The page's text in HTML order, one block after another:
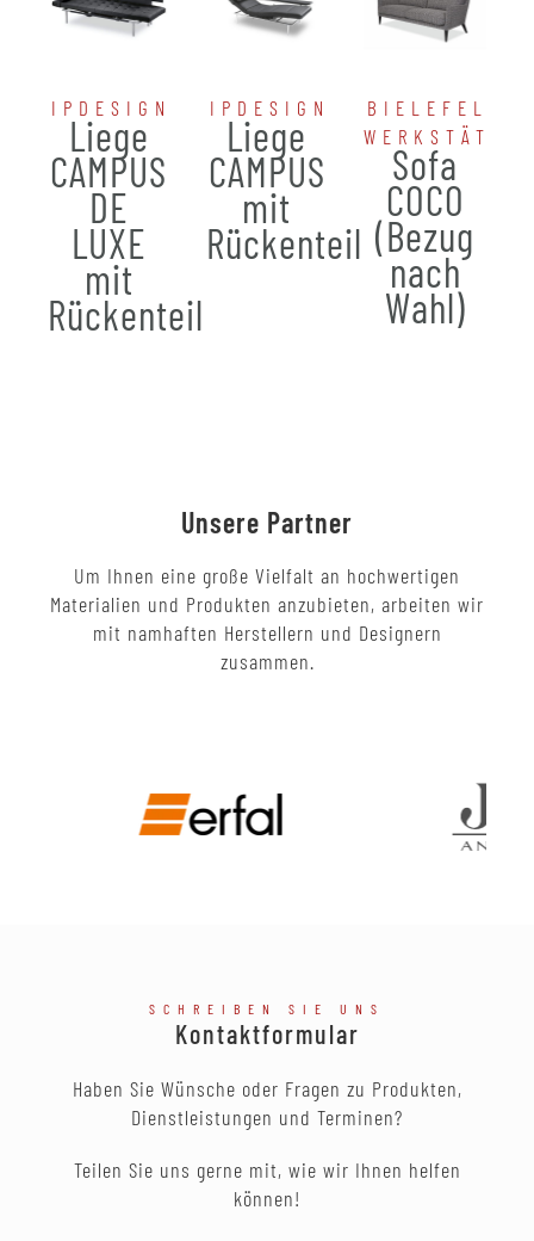
IPDESIGN
Liege
CAMPUS
DE
LUXE
mit
Rückenteil
IPDESIGN
Liege
CAMPUS
mit
Rückenteil
Sofa
COCO
(Bezug
nach
Wahl)
Unsere Partner
Um Ihnen eine große Vielfalt an hochwertigen
Materialien und Produkten anzubieten, arbeiten wir
mit namhaften Herstellern und Designern
zusammen.
SCHREIBEN SIE UNS
Kontaktformular
Haben Sie Wünsche oder Fragen zu Produkten,
Dienstleistungen und Terminen?
Teilen Sie uns gerne mit, wie wir Ihnen helfen
können!